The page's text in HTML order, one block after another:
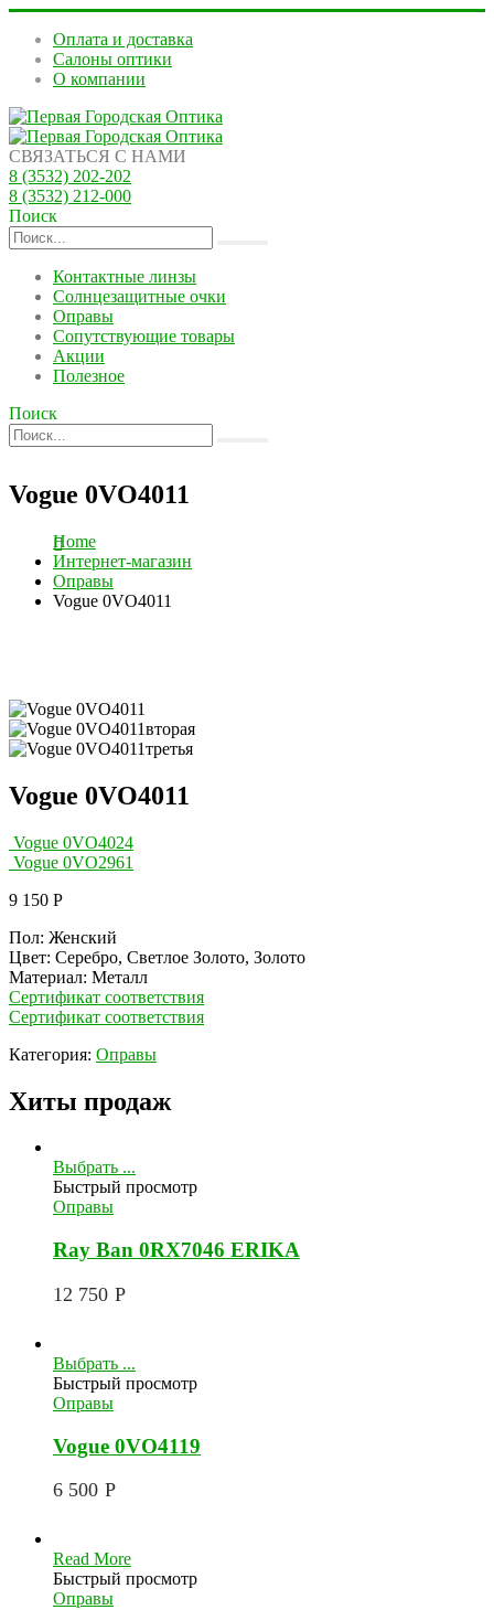
Оплата и доставка
Салоны оптики
О компании
СВЯЗАТЬСЯ С НАМИ
8 (3532) 202-202
8 (3532) 212-000
Поиск
Контактные линзы
Солнцезащитные очки
Оправы
Сопутствующие товары
Акции
Полезное
Поиск
Vogue 0VO4011
Home
Интернет-магазин
Оправы
Vogue 0VO4011
Vogue 0VO4011
Vogue 0VO4024
Vogue 0VO2961
9 150 Р
Пол: Женский
Цвет: Серебро, Светлое Золото, Золото
Материал: Металл
Сертификат соответствия
Сертификат соответствия
Категория: Оправы
Хиты продаж
Выбрать ...
Быстрый просмотр
Оправы
Ray Ban 0RX7046 ERIKA
12 750 Р
Выбрать ...
Быстрый просмотр
Оправы
Vogue 0VO4119
6 500 Р
Read More
Быстрый просмотр
Оправы